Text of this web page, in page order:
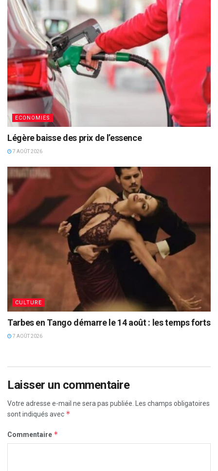
ECONOMIES
Légère baisse des prix de l’essence
7 AOÛT 2026
CULTURE
Tarbes en Tango démarre le 14 août : les temps forts
7 AOÛT 2026
Laisser un commentaire
Votre adresse e-mail ne sera pas publiée. Les champs obligatoires
sont indiqués avec *
Commentaire *